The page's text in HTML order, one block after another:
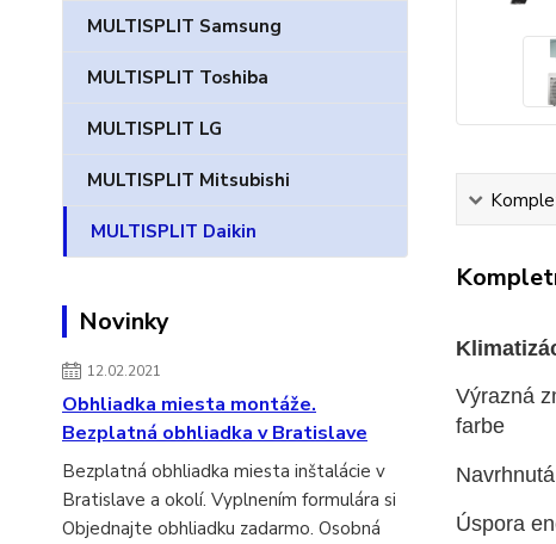
MULTISPLIT Samsung
MULTISPLIT Toshiba
MULTISPLIT LG
MULTISPLIT Mitsubishi
MULTISPLIT Daikin
Novinky
12.02.2021
Obhliadka miesta montáže.
Bezplatná obhliadka v Bratislave
Bezplatná obhliadka miesta inštalácie v
Bratislave a okolí. Vyplnením formulára si
Objednajte obhliadku zadarmo. Osobná
Výrazná
farbe
Úspora